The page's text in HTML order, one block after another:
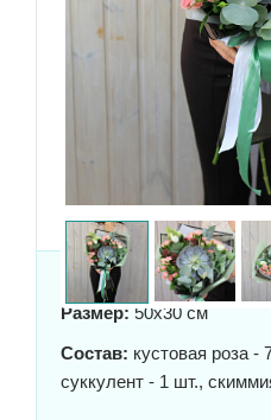
Размер: 50x30 см
Состав: кустовая роза -
суккулент - 1 шт.,